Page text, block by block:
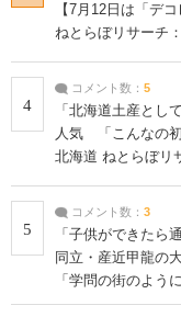
【7月12日は「デ
ねとらぼリサーチ
4
コメント数： 5
「北海道土産とし
人気 「こんなの初
北海道 ねとらぼリ
5
コメント数： 3
「子供ができたら
同立・産近甲龍の
「学問の街のよう
| 大学 ねとらぼリ